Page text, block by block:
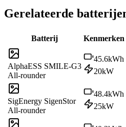
Gerelateerde
Batterij Kenmerken
AlphaESS SMILE-G3
All-rounder
45.6kWh
20kW
SigEnergy SigenStor
All-rounder
48.4kWh
25kW